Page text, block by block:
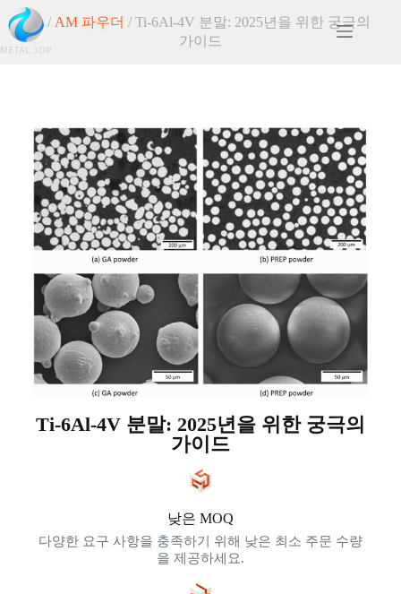
홈 / AM 파우더 / Ti-6Al-4V 분말: 2025년을 위한 궁극의
가이드
Ti-6Al-4V 분말: 2025년을 위한 궁극의
가이드
낮은 MOQ
다양한 요구 사항을 충족하기 위해 낮은 최소 주문 수량
을 제공하세요.